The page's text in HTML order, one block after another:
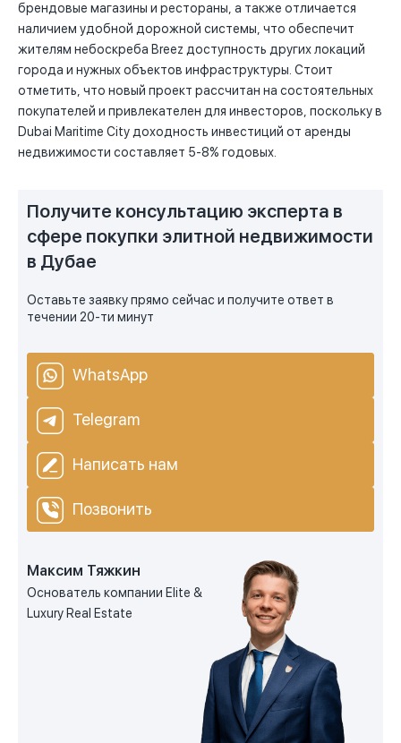
брендовые магазины и рестораны, а также отличается
наличием удобной дорожной системы, что обеспечит
жителям небоскреба Breez доступность других локаций
города и нужных объектов инфраструктуры. Стоит
отметить, что новый проект рассчитан на состоятельных
покупателей и привлекателен для инвесторов, поскольку в
Dubai Maritime City доходность инвестиций от аренды
недвижимости составляет 5-8% годовых.
Получите консультацию эксперта в
сфере покупки элитной недвижимости
в Дубае
Оставьте заявку прямо сейчас и получите ответ в
течении 20-ти минут
WhatsApp
Telegram
Написать нам
Позвонить
Максим Тяжкин
Основатель компании Elite &
Luxury Real Estate